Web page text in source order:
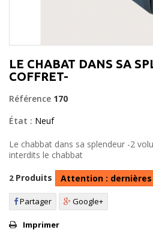
LE CHABAT DANS SA
COFFRET-
Référence 170
État : Neuf
Le chabbat dans sa splendeur -2
interdits le chabbat
2 Produits Attention :
Partager Google+
Imprimer